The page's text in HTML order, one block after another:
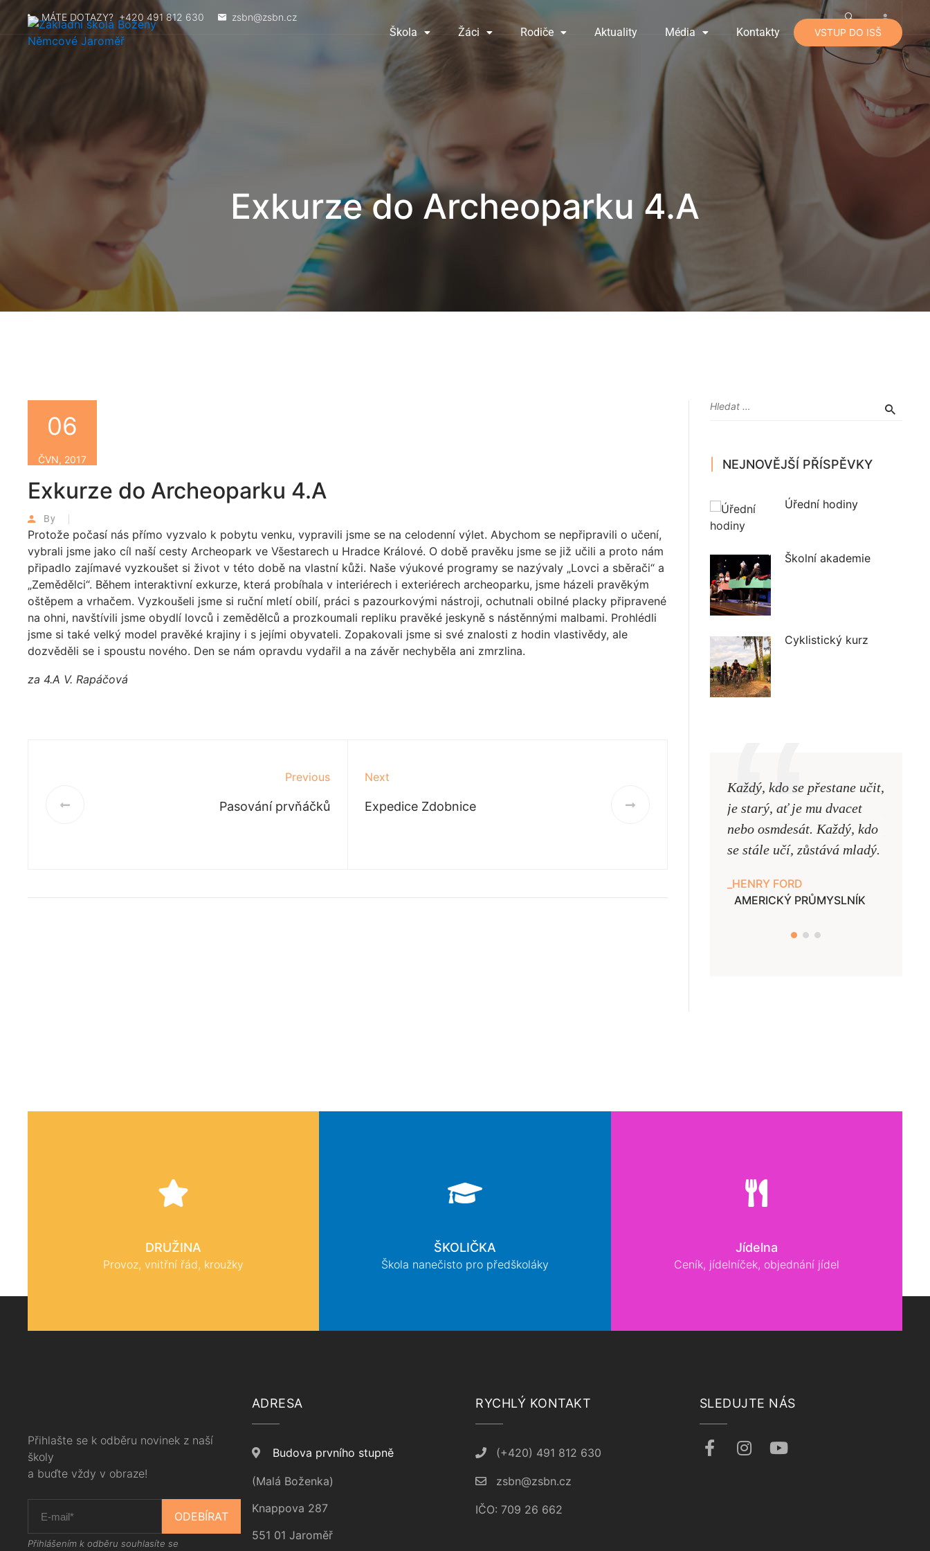
MÁTE DOTAZY? +420 491 812 630 zsbn@zsbn.cz
Škola Žáci Rodiče Aktuality Média Kontakty VSTUP DO ISŠ
Exkurze do Archeoparku 4.A
Exkurze do Archeoparku 4.A
By
06
ČVN, 2017
Protože počasí nás přímo vyzvalo k pobytu venku, vypravili jsme se na celodenní výlet. Abychom se nepřipravili o učení,
vybrali jsme jako cíl naší cesty Archeopark ve Všestarech u Hradce Králové. O době pravěku jsme se již učili a proto nám
připadlo zajímavé vyzkoušet si život v této době na vlastní kůži. Naše výukové programy se nazývaly „Lovci a sběrači“ a
„Zemědělci“. Během interaktivní exkurze, která probíhala v interiérech i exteriérech archeoparku, jsme házeli pravěkým
oštěpem a vrhačem. Vyzkoušeli jsme si ruční mletí obilí, práci s pazourkovými nástroji, ochutnali obilné placky připravené
na ohni, navštívili jsme obydlí lovců i zemědělců a prozkoumali repliku pravěké jeskyně s nástěnnými malbami. Prohlédli
jsme si také velký model pravěké krajiny i s jejími obyvateli. Zopakovali jsme si své znalosti z hodin vlastivědy, ale
dozvěděli se i spoustu nového. Den se nám opravdu vydařil a na závěr nechyběla ani zmrzlina.
za 4.A V. Rapáčová
Previous
Pasování prvňáčků
Next
Expedice Zdobnice
NEJNOVĚJŠÍ PŘÍSPĚVKY
Úřední hodiny
Školní akademie
Cyklistický kurz
Každý, kdo se přestane učit,
je starý, ať je mu dvacet
nebo osmdesát. Každý, kdo
se stále učí, zůstává mladý.
HENRY FORD
AMERICKÝ PRŮMYSLNÍK
DRUŽINA
Provoz, vnitřní řád, kroužky
ŠKOLIČKA
Škola nanečisto pro předškoláky
Jídelna
Ceník, jídelníček, objednání jídel
Přihlašte se k odběru novinek z naší
školy
a buďte vždy v obraze!
ODEBÍRAT
Přihlášením k odběru souhlasíte se
ADRESA
Budova prvního stupně
(Malá Boženka)
Knappova 287
551 01 Jaroměř
RYCHLÝ KONTAKT
(+420) 491 812 630
zsbn@zsbn.cz
IČO: 709 26 662
SLEDUJTE NÁS